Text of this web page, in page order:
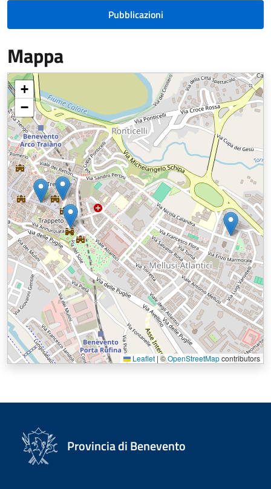
Pubblicazioni
Mappa
+
−
Leaflet |©OpenStreetMapcontributors
Provincia di Benevento